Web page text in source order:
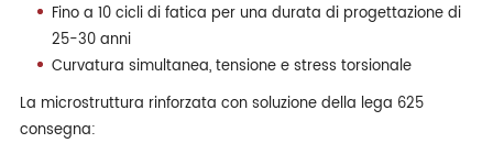
Fino a 10 cicli di fatica per una durata di progettazione di
25-30 anni
Curvatura simultanea, tensione e stress torsionale
La microstruttura rinforzata con soluzione della lega 625
consegna: